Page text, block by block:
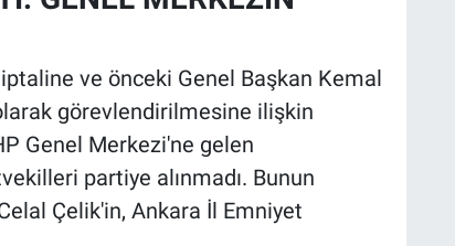
ve önceki Genel Başkan Kemal
görevlendirilmesine ilişkin
Genel Merkezi'ne gelen
partiye alınmadı. Bunun
Çelik'in, Ankara İl Emniyet